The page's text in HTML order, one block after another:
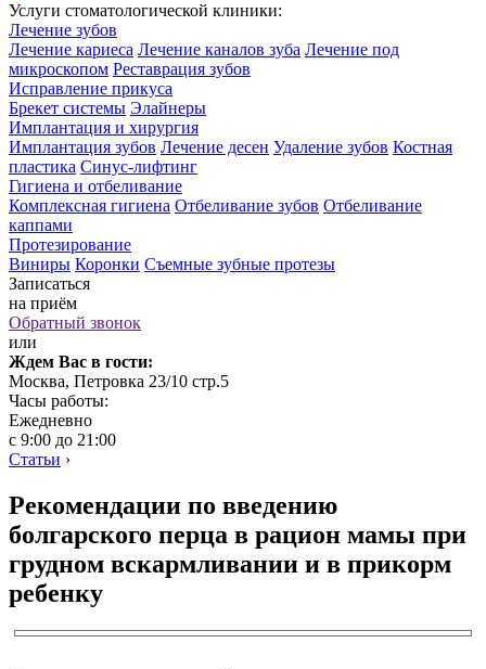
Услуги стоматологической клиники:
Лечение зубов
Лечение кариеса Лечение каналов зуба Лечение под
микроскопом Реставрация зубов
Исправление прикуса
Брекет системы Элайнеры
Имплантация и хирургия
Имплантация зубов Лечение десен Удаление зубов Костная
пластика Синус-лифтинг
Гигиена и отбеливание
Комплексная гигиена Отбеливание зубов Отбеливание
каппами
Протезирование
Виниры Коронки Съемные зубные протезы
Записаться
на приём
Обратный звонок
или
Ждем Вас в гости:
Москва, Петровка 23/10 стр.5
Часы работы:
Ежедневно
с 9:00 до 21:00
Статьи ›
Рекомендации по введению
болгарского перца в рацион мамы при
грудном вскармливании и в прикорм
ребенку